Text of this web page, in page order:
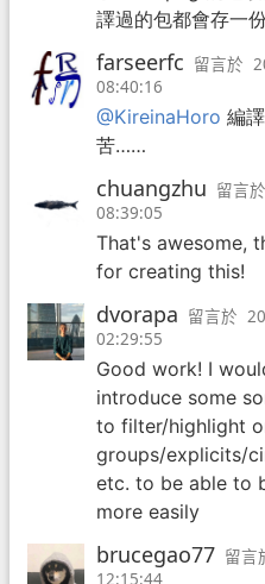
譯過的包都會存一份
farseerfc 留言於
08:40:16
@KireinaHoro 編
苦……
chuangzhu 留言於
08:39:05
That's awesome,
for creating this!
dvorapa 留言於
02:29:55
Good work! I
introduce some
to filter/highlight
groups/explicits/
etc. to be able to
more easily
brucegao77 留言
12:15:44